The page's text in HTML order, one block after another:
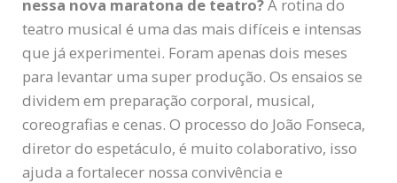
nessa nova maratona de teatro?A rotina do
teatro musical é uma das mais difíceis e intensas
que já experimentei. Foram apenas dois meses
para levantar uma super produção. Os ensaios se
dividem em preparação corporal, musical,
coreografias e cenas. O processo do João Fonseca,
diretor do espetáculo, é muito colaborativo, isso
ajuda a fortalecer nossa convivência e